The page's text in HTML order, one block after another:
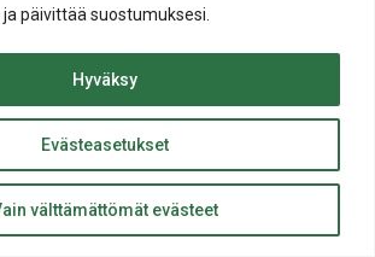
päivittää suostumuksesi.
Evästeasetukset
välttämättömät evästeet
Hyväksy
ylös